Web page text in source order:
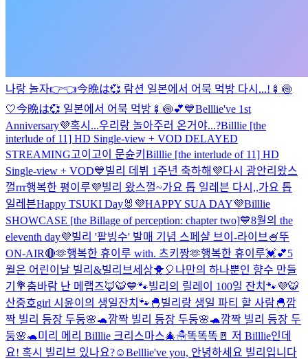
나랑 놀자👉👈今晩は💞 람션 일본에서 어묵 먹방 다시...!🍢🍥
🤍今晩は💞 일본에서 어묵 먹방🍢🍥💕💙Belllie've 1st
Anniversary💜혹시...우리랑 놀아주러 온거야...?Billlie [the
interlude of 11] HD Single-view + VOD DELAYED
STREAMING고이고이 문슌키 Billlie [the interlude of 11] HD
Single-view + VOD💙빌리 데뷔 1주년 축하해💜다시 광안리왔스
껄rrr행복한 평이루💜빌리 왔스껄~가요 톱 일레븐 다시,,가요 톱
일레븐Happy TSUKI Day🐰 💜HAPPY SUA DAY💜Billlie
SHOWCASE [the Billage of perception: chapter two]💙8월의 the
eleventh day💜빌리 '팥빙수' 발매 기념 스페샬 브이-라이브🍧뚜
ON-AIR🔴🫶행복한 휴이루 with. 츠키짱🫶행복한 휴이루💓💕5
월은 어린이날 빌리&빌리브세상🐥🎈 나만의 하나뿐인 향수 만들
기💐춤바람 난 메랩즈🦊🐯💙🐾빌리의 릴레이 100일 잔치🐾💜🐯
산중호girl 시윤이의 생일잔치🐾 🐣빌리랑 생일 파티 할 사람🐣깜
짝 빌리 등장 두둥🌸🐢깜짝 빌리 등장 두둥🌸🐢깜짝 빌리 등장 두
둥🌸🐢미리 메리 Billlie 크리스마스🎄☃똑똑똑🚪 저 Billlie인데
요! 혹시 빌리브 있나요?☺️Belllie've you, 안녕하세요 빌리입니다